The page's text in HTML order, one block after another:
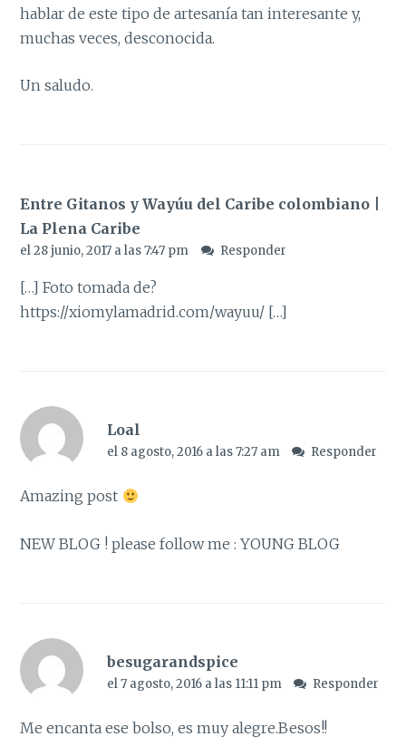
hablar de este tipo de artesanía tan interesante y,
muchas veces, desconocida.
Un saludo.
Entre Gitanos y Wayúu del Caribe colombiano |
La Plena Caribe
el 28 junio, 2017 a las 7:47 pm Responder
[…] Foto tomada de?
https://xiomylamadrid.com/wayuu/ […]
Loal
el 8 agosto, 2016 a las 7:27 am Responder
Amazing post
NEW BLOG ! please follow me :YOUNG BLOG
besugarandspice
el 7 agosto, 2016 a las 11:11 pm Responder
Me encanta ese bolso, es muy alegre.Besos!!